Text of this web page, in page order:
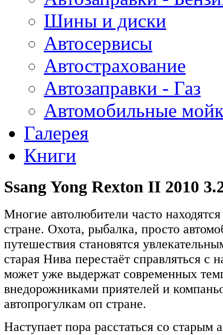
Шины и диски
Автосервисы
Автострахование
Автозаправки - Газ
Автомобильные
Галерея
Книги
Ssang Yong Rexton II 2010
Многие автолюбители часто находятся
стране. Охота, рыбалка, просто
путешествия становятся
старая Нива перестаёт справляться с
может уже выдержат современных
внедорожниками приятелей и
автопрогулкам оп стране.
Наступает пора расстаться со старым